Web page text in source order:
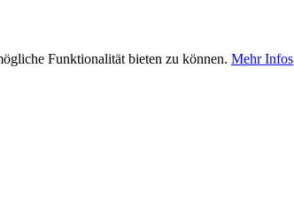
Funktionalität bieten zu können. Mehr Infos